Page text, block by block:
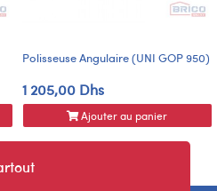
Polisseuse Angulaire (UNI GOP 950)
1 205,00 Dhs
Ajouter au panier